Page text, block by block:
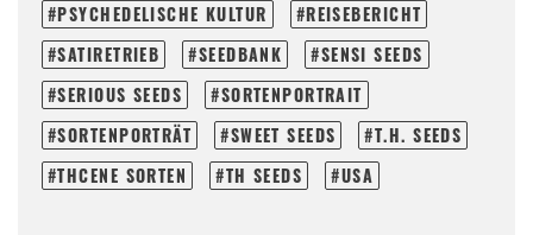
PSYCHEDELISCHE KULTUR
REISEBERICHT
SATIRETRIEB
SEEDBANK
SENSI SEEDS
SERIOUS SEEDS
SORTENPORTRAIT
SORTENPORTRÄT
SWEET SEEDS
T.H. SEEDS
THCENE SORTEN
TH SEEDS USA